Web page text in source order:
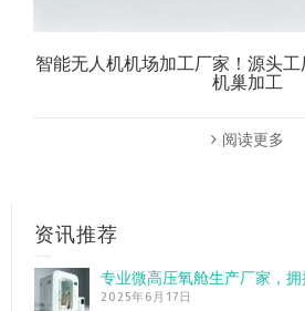
智能无人机机场加工厂家！源头
机巢加工
阅读更多
资讯推荐
专业微高压氧舱生产厂家，
2025年6月17日